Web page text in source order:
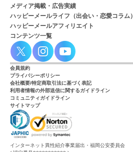
メディア掲載・広告実績
ハッピーメールライフ（出会い・恋愛コラム）
ハッピーメールアフィリエイト
コンテンツ一覧
会員規約
プライバシーポリシー
会社概要/特定商取引法に基づく表記
利用者情報の外部送信に関するガイドライン
コミュニティガイドライン
サイトマップ
インターネット異性紹介事業届出・福岡公安委員会